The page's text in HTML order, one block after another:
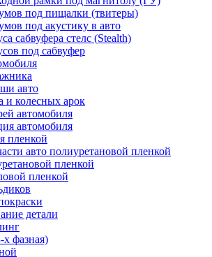
под пищалки (твитеры)
под акустику в авто
сабвуфера стелс (Stealth)
под сабвуфер
авто
и колесных арок
автомобиля
автомобиля
пленкой
авто полиуретановой пленкой
пленкой
пленкой
детали
фазная)